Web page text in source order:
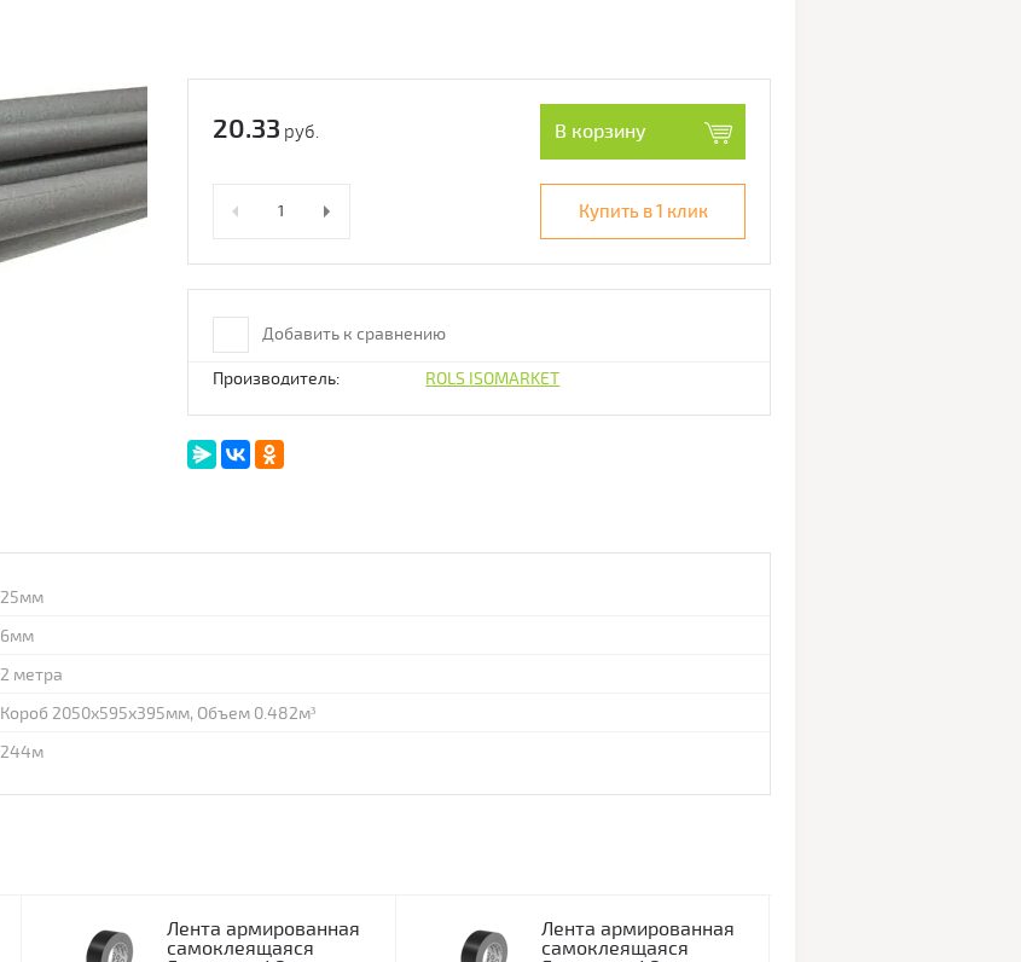
20.33 руб. В корзину
Купить в 1 клик
Добавить к сравнению
Производитель: ROLS ISOMARKET
25мм
6мм
2 метра
Короб 2050х595х395мм, Объем 0.482м³
244м
Лента армированная
самоклеящаяся
Лента армированная
самоклеящаяся